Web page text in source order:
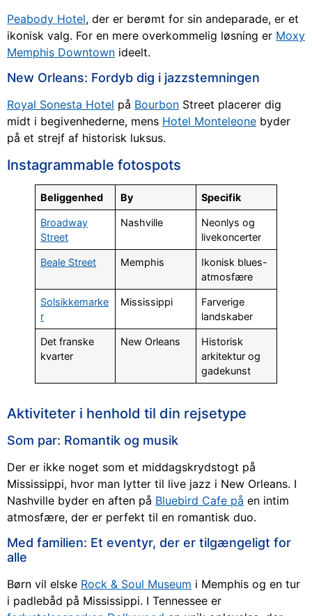
Peabody Hotel, der er berømt for sin andeparade, er et
ikonisk valg. For en mere overkommelig løsning er Moxy
Memphis Downtown ideelt.
New Orleans: Fordyb dig i jazzstemningen
Royal Sonesta Hotel på Bourbon Street placerer dig
midt i begivenhederne, mens Hotel Monteleone byder
på et strejf af historisk luksus.
Instagrammable fotospots
Beliggenhed By Specifik
Broadway
Street
Nashville
Neonlys og
livekoncerter
Beale Street Memphis
Ikonisk blues-
atmosfære
Solsikkemarke
r
Mississippi
Farverige
landskaber
Det franske
kvarter
New Orleans
Historisk
arkitektur og
gadekunst
Aktiviteter i henhold til din rejsetype
Som par: Romantik og musik
Der er ikke noget som et middagskrydstogt på
Mississippi, hvor man lytter til live jazz i New Orleans. I
Nashville byder en aften på Bluebird Cafe på en intim
atmosfære, der er perfekt til en romantisk duo.
Med familien: Et eventyr, der er tilgængeligt for
alle
Børn vil elske Rock & Soul Museum i Memphis og en tur
i padlebåd på Mississippi. I Tennessee er